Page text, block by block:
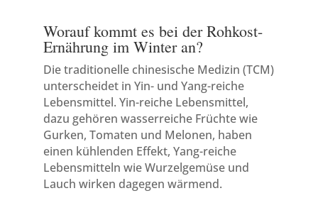
Worauf kommt es bei der Rohkost-
Ernährung im Winter an?
Die traditionelle chinesische Medizin (TCM)
unterscheidet in Yin- und Yang-reiche
Lebensmittel. Yin-reiche Lebensmittel,
dazu gehören wasserreiche Früchte wie
Gurken, Tomaten und Melonen, haben
einen kühlenden Effekt, Yang-reiche
Lebensmitteln wie Wurzelgemüse und
Lauch wirken dagegen wärmend.